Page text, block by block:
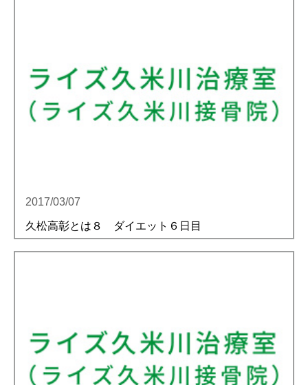
2017/03/07
久松高彰とは８ ダイエット６日目